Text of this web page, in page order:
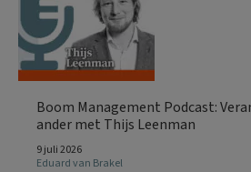
Boom Management Podcast:
ander met Thijs Leenman
9 juli 2026
Eduard van Brakel